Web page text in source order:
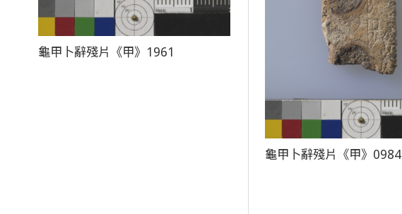
龜甲卜辭殘片《甲》1961
龜甲卜辭殘片《甲》0984